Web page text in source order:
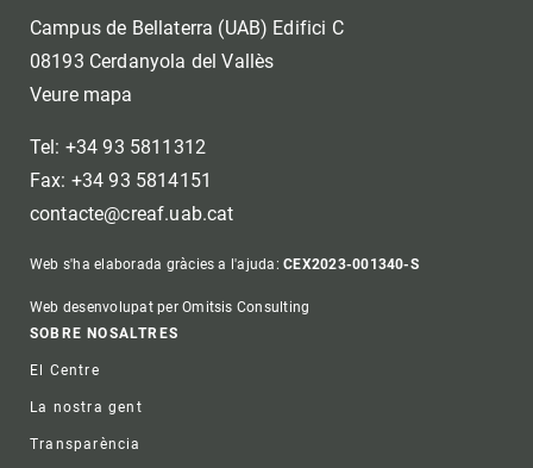
Campus de Bellaterra (UAB) Edifici C
08193 Cerdanyola del Vallès
Veure mapa
Tel: +34 93 5811312
Fax: +34 93 5814151
contacte@creaf.uab.cat
Web s'ha elaborada gràcies a l'ajuda:CEX2023-001340-S
Web desenvolupat per Omitsis Consulting
Footer
SOBRE NOSALTRES
El Centre
La nostra gent
Transparència